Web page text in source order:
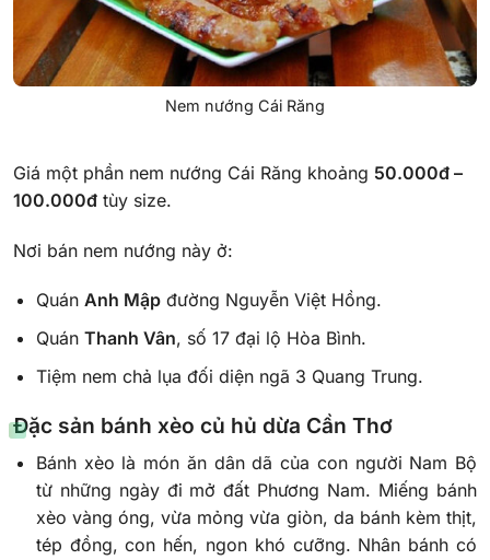
Nem nướng Cái Răng
Giá một phần nem nướng Cái Răng khoảng 50.000đ –
100.000đ tùy size.
Nơi bán nem nướng này ở:
Quán Anh Mậpđường Nguyễn Việt Hồng.
Quán Thanh Vân, số 17 đại lộ Hòa Bình.
Tiệm nem chả lụa đối diện ngã 3 Quang Trung.
Đặc sản bánh xèo củ hủ dừa Cần Thơ
Bánh xèo là món ăn dân dã của con người Nam Bộ
từ những ngày đi mở đất Phương Nam. Miếng bánh
xèo vàng óng, vừa mỏng vừa giòn, da bánh kèm thịt,
tép đồng, con hến, ngon khó cưỡng. Nhân bánh có